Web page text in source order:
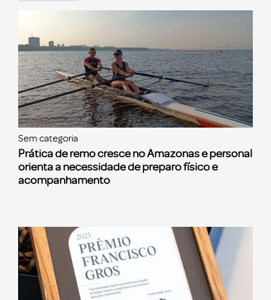
Sem categoria
Prática de remo cresce no Amazonas e personal
orienta a necessidade de preparo físico e
acompanhamento